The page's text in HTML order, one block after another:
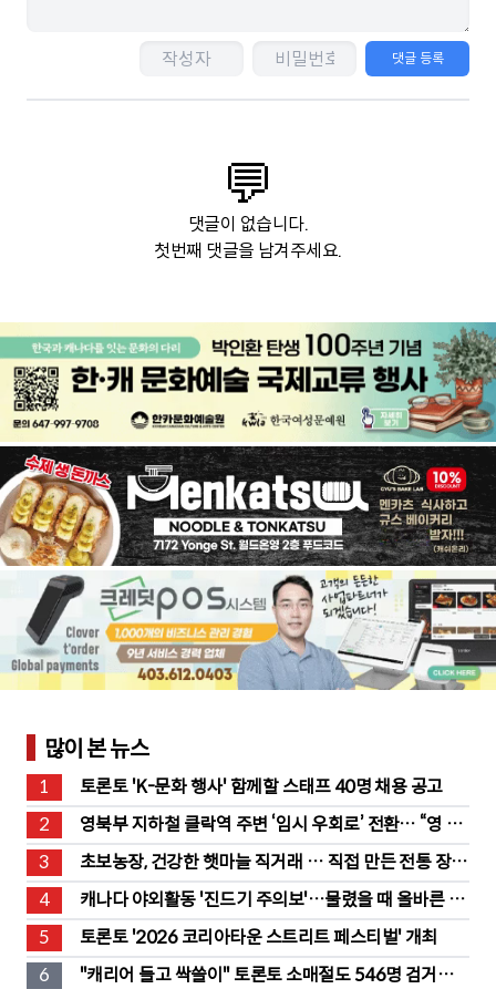
댓글 등록
💬
댓글이 없습니다.
첫번째 댓글을 남겨주세요.
많이 본 뉴스
1
토론토 'K-문화 행사' 함께할 스태프 40명 채용 공고
2
영북부 지하철 클락역 주변 ‘임시 우회로’ 전환… “영 스
트리트 바뀐다”
3
초보농장, 건강한 햇마늘 직거래 … 직접 만든 전통 장류
도 판매
4
캐나다 야외활동 '진드기 주의보'…물렸을 때 올바른 대
처법은?
5
토론토 '2026 코리아타운 스트리트 페스티벌' 개최
6
"캐리어 들고 싹쓸이" 토론토 소매절도 546명 검거…